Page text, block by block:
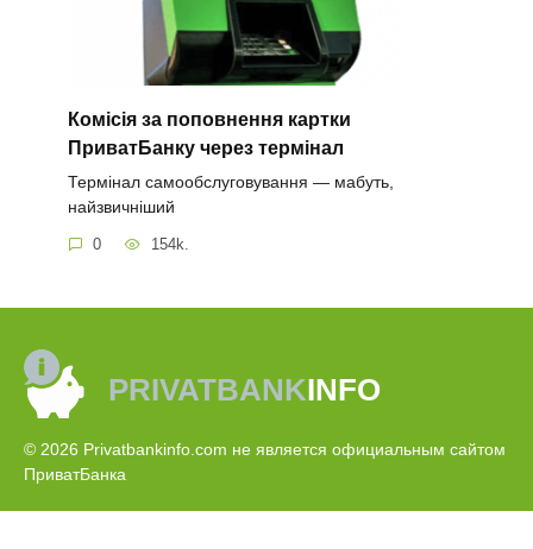
Комісія за поповнення картки
ПриватБанку через термінал
Термінал самообслуговування — мабуть,
найзвичніший
0 154k.
PRIVATBANKINFO
© 2026 Privatbankinfo.com не является официальным сайтом
ПриватБанка